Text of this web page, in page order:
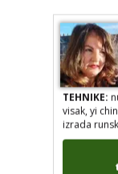
TEHNIKE:
visak, yi
izrada